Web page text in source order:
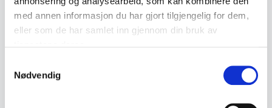
med annen informasjon du har gjort tilgjengelig for dem,
eller som de har samlet inn gjennom din bruk av
Nødvendig
Chain with decorative pendant in 830 silver. The
pendant features a stylised motif with a clear